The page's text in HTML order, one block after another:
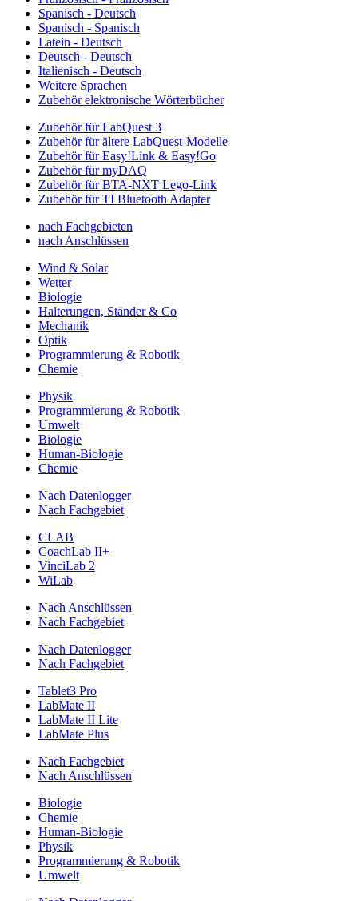
Spanisch - Deutsch
Spanisch - Spanisch
Latein - Deutsch
Deutsch - Deutsch
Italienisch - Deutsch
Weitere Sprachen
Zubehör elektronische Wörterbücher
Zubehör für LabQuest 3
Zubehör für ältere LabQuest-Modelle
Zubehör für Easy!Link & Easy!Go
Zubehör für myDAQ
Zubehör für BTA-NXT Lego-Link
Zubehör für TI Bluetooth Adapter
nach Fachgebieten
nach Anschlüssen
Wind & Solar
Wetter
Biologie
Halterungen, Ständer & Co
Mechanik
Optik
Programmierung & Robotik
Chemie
Physik
Programmierung & Robotik
Umwelt
Biologie
Human-Biologie
Chemie
Nach Datenlogger
Nach Fachgebiet
CLAB
CoachLab II+
VinciLab 2
WiLab
Nach Anschlüssen
Nach Fachgebiet
Nach Datenlogger
Nach Fachgebiet
Tablet3 Pro
LabMate II
LabMate II Lite
LabMate Plus
Nach Fachgebiet
Nach Anschlüssen
Biologie
Chemie
Human-Biologie
Physik
Programmierung & Robotik
Umwelt